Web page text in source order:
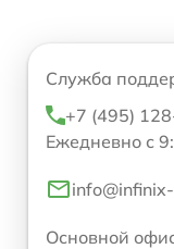
Служба
+7 (495)
Ежедневно с
Основной